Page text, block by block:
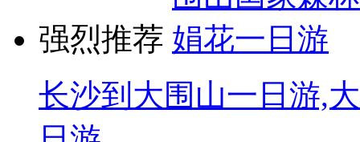
强烈推荐
长沙到大围山一日游,